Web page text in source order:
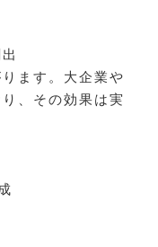
ます。大企業や
、その効果は実